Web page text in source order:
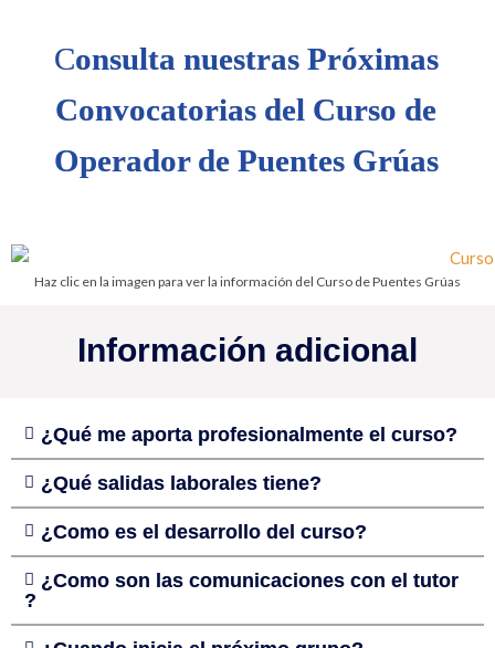
Consulta nuestras Próximas
Convocatorias del Curso de
Operador de Puentes Grúas
Haz clic en la imagen para ver la información del Curso de Puentes Grúas
Información adicional
¿Qué me aporta profesionalmente el curso?
¿Qué salidas laborales tiene?
¿Como es el desarrollo del curso?
¿Como son las comunicaciones con el tutor
?